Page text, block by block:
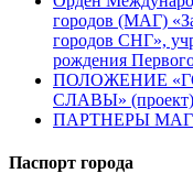
городов (МАГ)
городов СНГ»,
рождения
ПОЛОЖЕНИЕ
СЛАВЫ» (проект)
ПАРТНЕРЫ МАГ
Паспорт города